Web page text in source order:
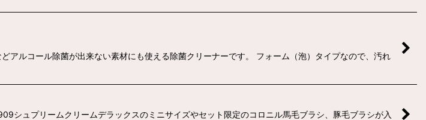
アルコール除菌が出来ない素材にも使える除菌クリーナーです。 フォーム（泡）タイプなので、汚れ
シュプリームクリームデラックスのミニサイズやセット限定のコロニル馬毛ブラシ、豚毛ブラシが入